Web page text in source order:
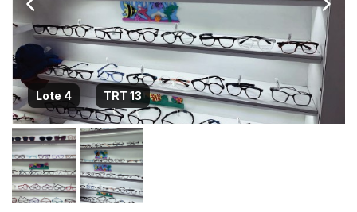
Lote 4 TRT 13